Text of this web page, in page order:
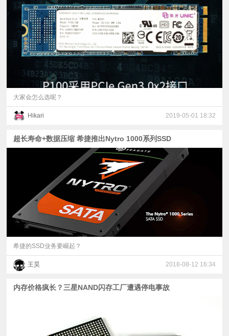
频
普
验
大家会怎么选呢？
Hikari 2019-05-01 18:32
超长寿命+数据压缩 希捷推出Nytro 1000系列SSD
希捷的SSD业务要崛起？
王昊 2018-08-12 16:34
内存价格疯长？三星NAND闪存工厂遭遇停电事故